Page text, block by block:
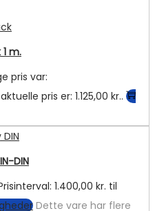
m.
pris var:
pris er: 1.125,00 kr..
DIN
1.400,00 kr. til
Dette vare har flere